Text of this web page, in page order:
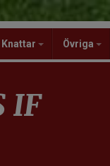
Knattar Övriga
IF